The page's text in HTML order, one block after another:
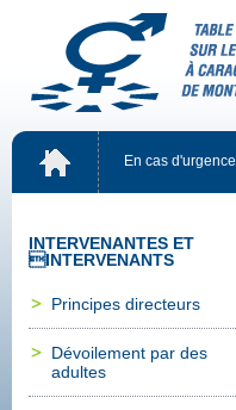
Encasd'urgence
INTERVENANTESET
INTERVENANTS
Principesdirecteurs
Dévoilementpardes
adultes